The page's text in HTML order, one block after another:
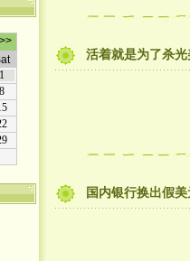
活着就是为了杀
国内银行换出假